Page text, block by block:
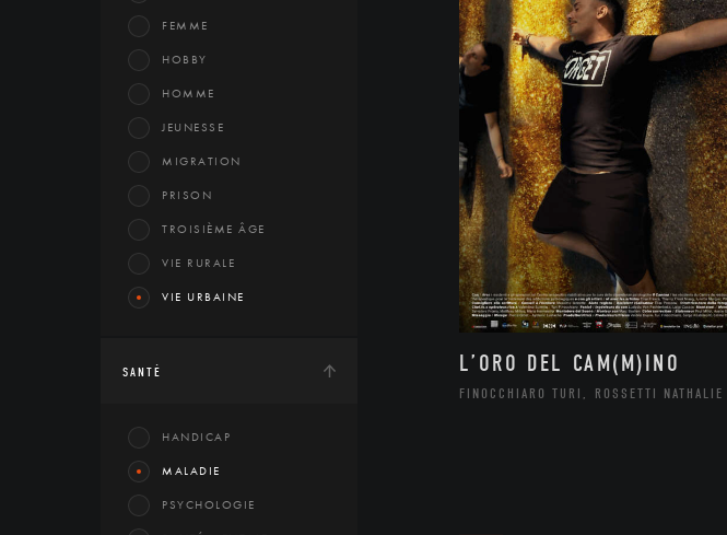
FEMME
HOBBY
HOMME
JEUNESSE
MIGRATION
PRISON
TROISIÈME ÂGE
VIE RURALE
VIE URBAINE
SANTÉ
HANDICAP
MALADIE
PSYCHOLOGIE
L’ORO DEL CAM(M)INO
FINOCCHIARO TURI, ROSSETTI NATHALIE